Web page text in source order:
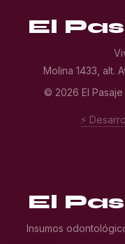
El
Molina 1433, alt.
© 2026 El Pasaje
⚡
El
Insumos